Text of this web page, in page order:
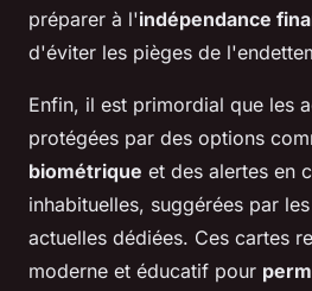
préparer à l'indépendance
d'éviter les pièges de
Enfin, il est primordial que les
protégées par des options
biométrique et des alertes en
inhabituelles, suggérées par
actuelles dédiées. Ces cartes
moderne et éducatif pour